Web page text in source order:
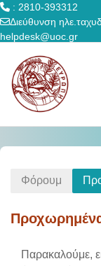
: 2810-393312
Διεύθυνση
helpdesk@uoc.gr
Φόρουμ
Παρακαλούμε,